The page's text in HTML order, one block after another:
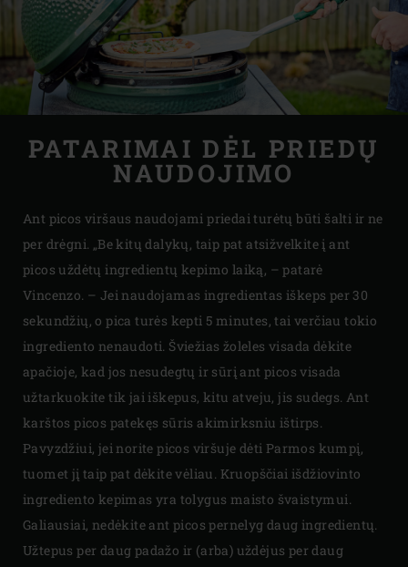
PATARIMAI DĖL PRIEDŲ
NAUDOJIMO
Ant picos viršaus naudojami priedai turėtų būti šalti ir ne
per drėgni. „Be kitų dalykų, taip pat atsižvelkite į ant
picos uždėtų ingredientų kepimo laiką, – patarė
Vincenzo. – Jei naudojamas ingredientas iškeps per 30
sekundžių, o pica turės kepti 5 minutes, tai verčiau tokio
ingrediento nenaudoti. Šviežias žoleles visada dėkite
apačioje, kad jos nesudegtų ir sūrį ant picos visada
užtarkuokite tik jai iškepus, kitu atveju, jis sudegs. Ant
karštos picos patekęs sūris akimirksniu ištirps.
Pavyzdžiui, jei norite picos viršuje dėti Parmos kumpį,
tuomet jį taip pat dėkite vėliau. Kruopščiai išdžiovinto
ingrediento kepimas yra tolygus maisto švaistymui.
Galiausiai, nedėkite ant picos pernelyg daug ingredientų.
Užtepus per daug padažo ir (arba) uždėjus per daug